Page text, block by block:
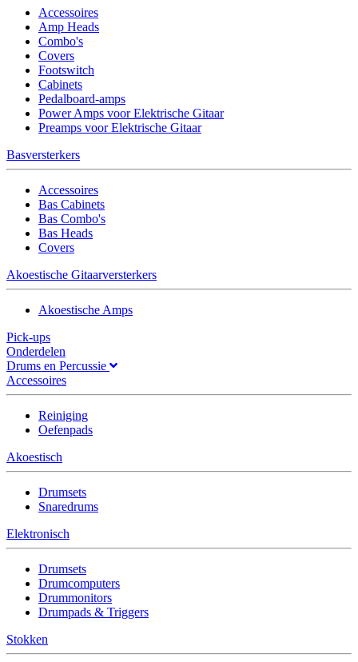
Accessoires
Amp Heads
Combo's
Covers
Footswitch
Cabinets
Pedalboard-amps
Power Amps voor Elektrische Gitaar
Preamps voor Elektrische Gitaar
Basversterkers
Accessoires
Bas Cabinets
Bas Combo's
Bas Heads
Covers
Akoestische Gitaarversterkers
Akoestische Amps
Pick-ups
Onderdelen
Drums en Percussie
Accessoires
Reiniging
Oefenpads
Akoestisch
Drumsets
Snaredrums
Elektronisch
Drumsets
Drumcomputers
Drummonitors
Drumpads & Triggers
Stokken